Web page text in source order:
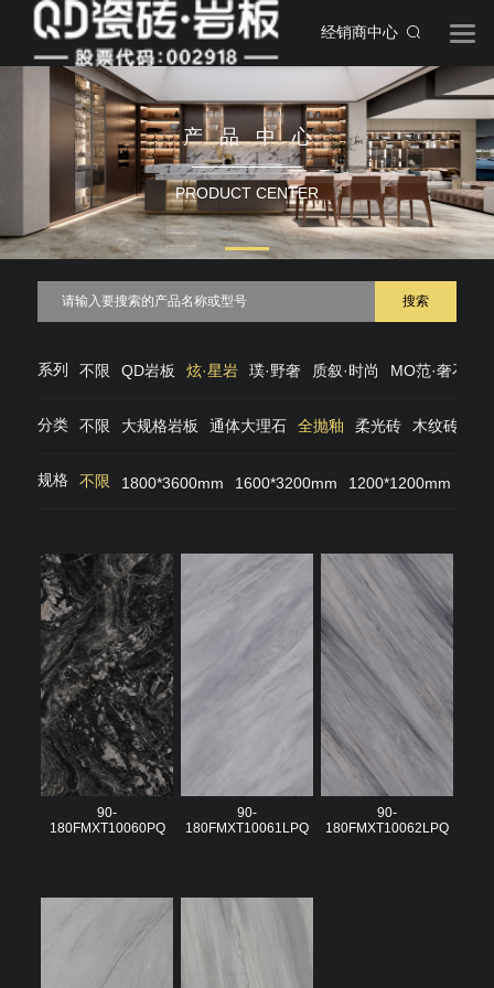
经销商中心
产品中心
PRODUCT CENTER
搜索
系列 不限 QD岩板 炫·星岩 璞·野奢 质叙·时尚 MO范·奢石
分类 不限 大规格岩板 通体大理石 全抛釉 柔光砖 木纹砖
规格 不限 1800*3600mm 1600*3200mm 1200*1200mm
90-
180FMXT10060PQ
90-
180FMXT10061LPQ
90-
180FMXT10062LPQ